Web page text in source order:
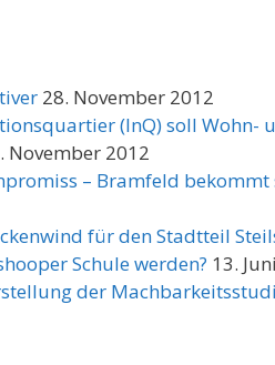
28. November 2012
(InQ) soll Wohn-
November 2012
– Bramfeld
für den Stadtteil
Schule werden? 13.
der